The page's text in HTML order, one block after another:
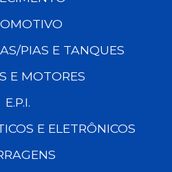
PIAS E TANQUES
E MOTORES
E.P.I.
E ELETRÔNICOS